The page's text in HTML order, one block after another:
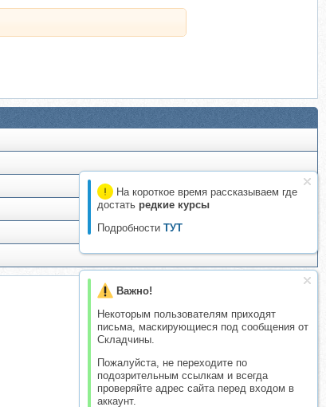
На короткое время рассказываем где
достать редкие курсы
Подробности ТУТ
Важно!
Некоторым пользователям приходят
письма, маскирующиеся под сообщения от
Складчины.
Пожалуйста, не переходите по
подозрительным ссылкам и всегда
проверяйте адрес сайта перед входом в
аккаунт.